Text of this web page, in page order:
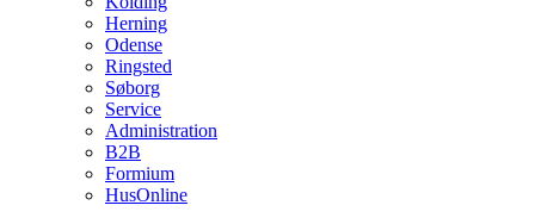
Herning
Odense
Ringsted
Søborg
Service
Administration
B2B
Formium
HusOnline